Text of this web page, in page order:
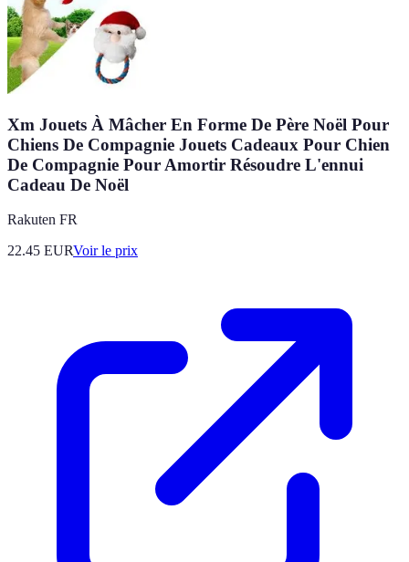
Xm Jouets À Mâcher En Forme De Père Noël Pour
Chiens De Compagnie Jouets Cadeaux Pour Chien
De Compagnie Pour Amortir Résoudre L'ennui
Cadeau De Noël
Rakuten FR
22.45 EURVoir le prix